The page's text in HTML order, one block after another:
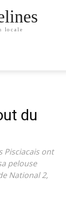
locale
du
Pisciacais ont
pelouse
National 2,